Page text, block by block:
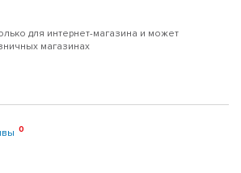
для интернет-магазина и может
магазинах